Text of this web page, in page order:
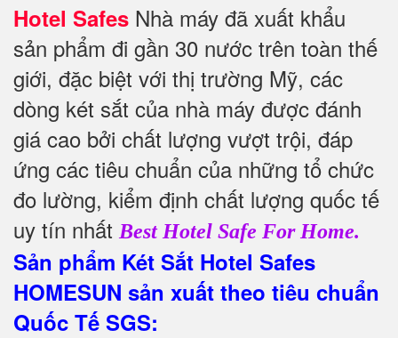
Hotel Safes Nhà máy đã xuất khẩu
sản phẩm đi gần 30 nước trên toàn thế
giới, đặc biệt với thị trường Mỹ, các
dòng két sắt của nhà máy được đánh
giá cao bởi chất lượng vượt trội, đáp
ứng các tiêu chuẩn của những tổ chức
đo lường, kiểm định chất lượng quốc tế
uy tín nhất Best Hotel Safe For Home.
Sản phẩm Két Sắt Hotel Safes
HOMESUN sản xuất theo tiêu chuẩn
Quốc Tế SGS: